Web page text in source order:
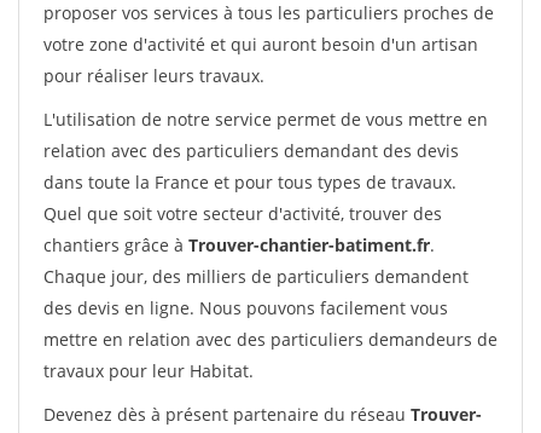
proposer vos services à tous les particuliers proches de
votre zone d'activité et qui auront besoin d'un artisan
pour réaliser leurs travaux.
L'utilisation de notre service permet de vous mettre en
relation avec des particuliers demandant des devis
dans toute la France et pour tous types de travaux.
Quel que soit votre secteur d'activité, trouver des
chantiers grâce à Trouver-chantier-batiment.fr.
Chaque jour, des milliers de particuliers demandent
des devis en ligne. Nous pouvons facilement vous
mettre en relation avec des particuliers demandeurs de
travaux pour leur Habitat.
Devenez dès à présent partenaire du réseau Trouver-